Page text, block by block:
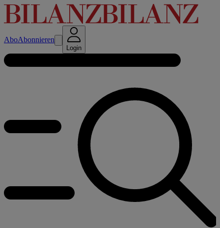
AboAbonnieren
Login